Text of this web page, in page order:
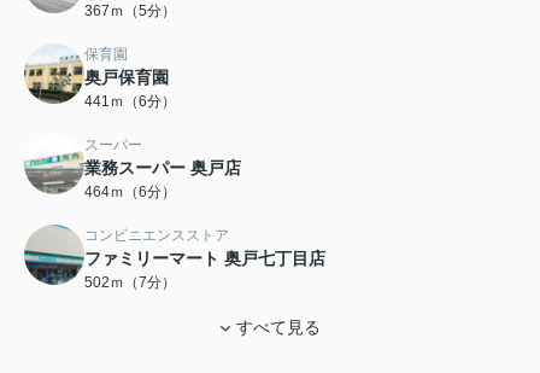
367ｍ（5分）
保育園
奥戸保育園
441ｍ（6分）
スーパー
業務スーパー 奥戸店
464ｍ（6分）
コンビニエンスストア
ファミリーマート 奥戸七丁目店
502ｍ（7分）
すべて見る